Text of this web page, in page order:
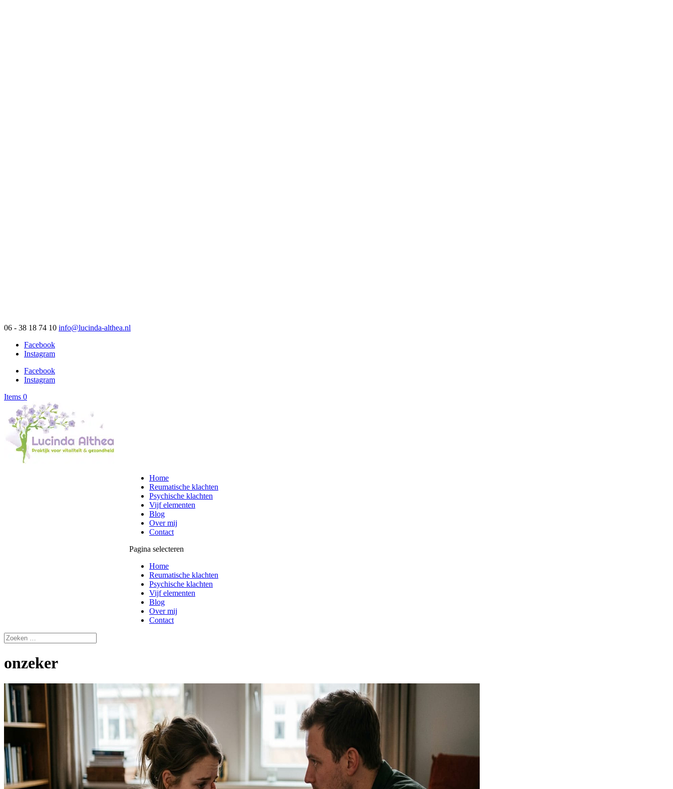
06 - 38 18 74 10 info@lucinda-althea.nl
Facebook
Instagram
Facebook
Instagram
Items 0
Home
Reumatische klachten
Psychische klachten
Vijf elementen
Blog
Over mij
Contact
Pagina selecteren
Home
Reumatische klachten
Psychische klachten
Vijf elementen
Blog
Over mij
Contact
onzeker